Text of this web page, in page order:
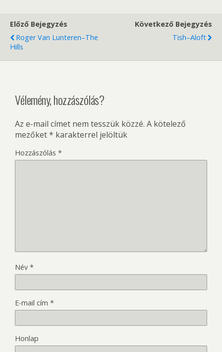
Előző Bejegyzés
Roger Van Lunteren–The
Hills
Következő Bejegyzés
Tish–Aloft
Vélemény, hozzászólás?
Az e-mail címet nem tesszük közzé. A kötelező
mezőket* karakterrel jelöltük
Hozzászólás *
Név *
E-mail cím *
Honlap